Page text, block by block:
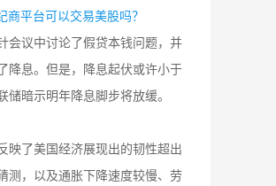
商平台可以交易美股吗？
会议中讨论了假贷本钱问题，并
降息。但是，降息起伏或许小于
储暗示明年降息脚步将放缓。
映了美国经济展现出的韧性超出
测，以及通胀下降速度较慢、劳